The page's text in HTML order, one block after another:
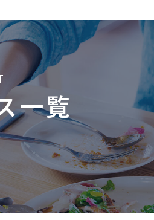
ケミカル・マテリアル
一覧